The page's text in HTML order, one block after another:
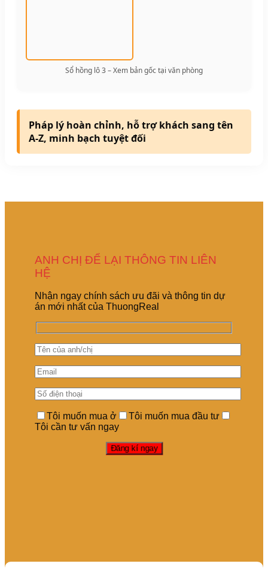
Sổ hồng lô 3 – Xem bản gốc tại văn phòng
Pháp lý hoàn chỉnh, hỗ trợ khách sang tên
A-Z, minh bạch tuyệt đối
ANH CHỊ ĐỂ LẠI THÔNG TIN LIÊN
HỆ
Nhận ngay chính sách ưu đãi và thông tin dự
án mới nhất của ThuongReal
Tôi muốn mua ở
Tôi muốn mua đầu tư
Tôi cần tư vấn ngay